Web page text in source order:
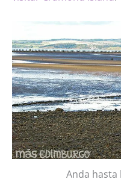
Anda hasta